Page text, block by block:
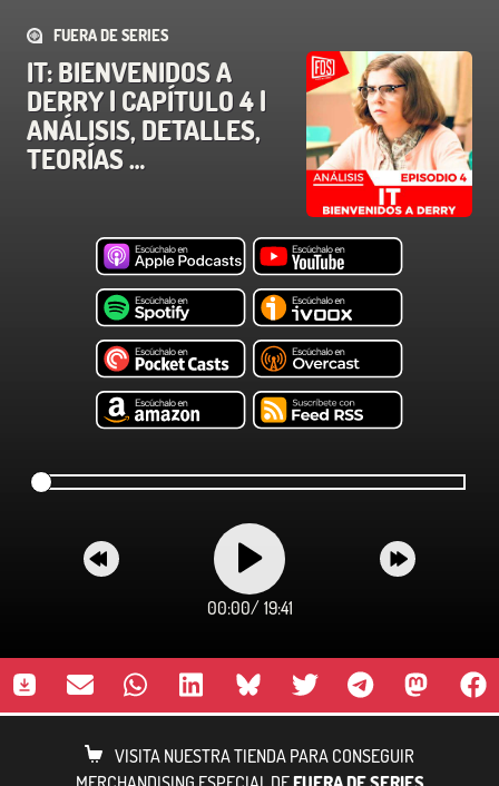
FUERA DE SERIES
IT: BIENVENIDOS A
DERRY | CAPÍTULO 4 |
ANÁLISIS, DETALLES,
TEORÍAS …
00:00/ 19:41
VISITA NUESTRA TIENDA PARA CONSEGUIR